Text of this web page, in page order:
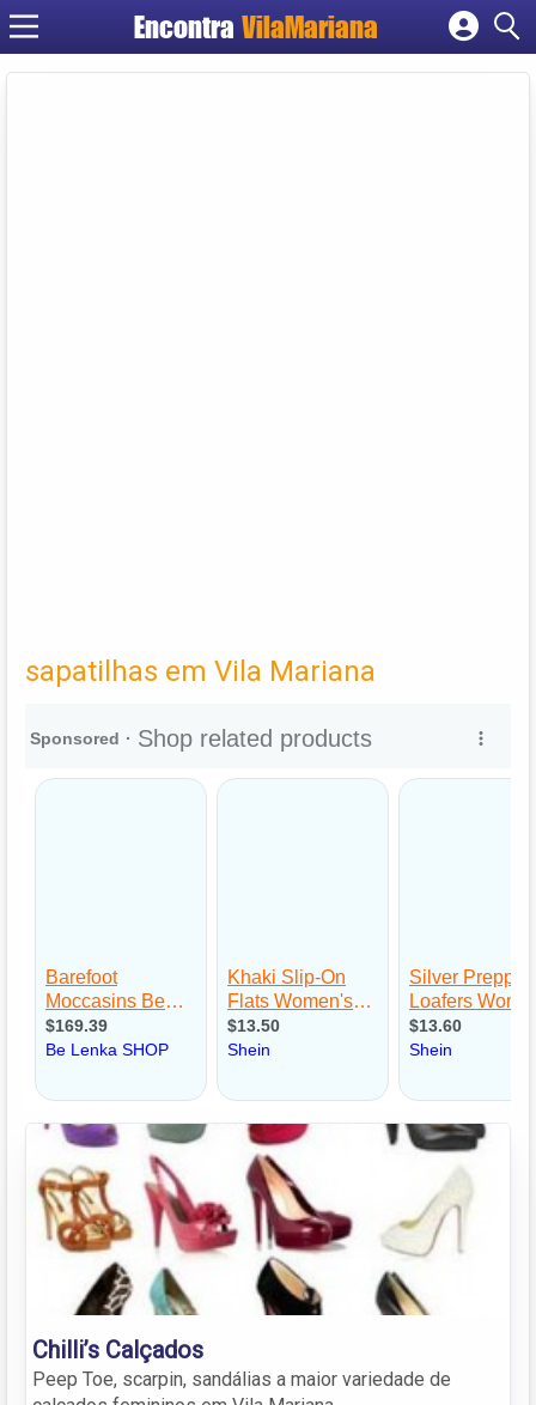
EncontraVilaMariana
Cadastrar empresa
sapatilhas em Vila Mariana
Chilli’s Calçados
Peep Toe, scarpin, sandálias a maior variedade de